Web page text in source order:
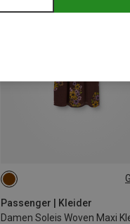
Passenger | Kleider
Damen Soleis Woven Maxi
XS